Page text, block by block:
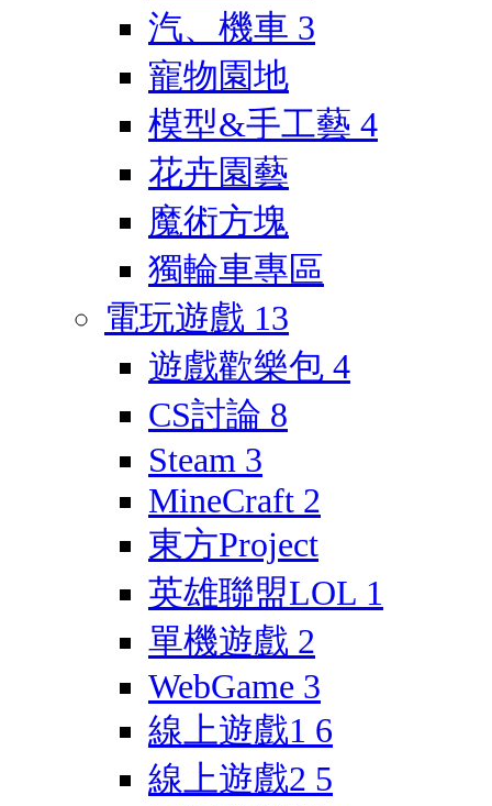
汽、機車 3
寵物園地
模型&手工藝 4
花卉園藝
魔術方塊
獨輪車專區
電玩遊戲 13
遊戲歡樂包 4
CS討論 8
Steam 3
MineCraft 2
東方Project
英雄聯盟LOL 1
單機遊戲 2
WebGame 3
線上遊戲1 6
線上遊戲2 5